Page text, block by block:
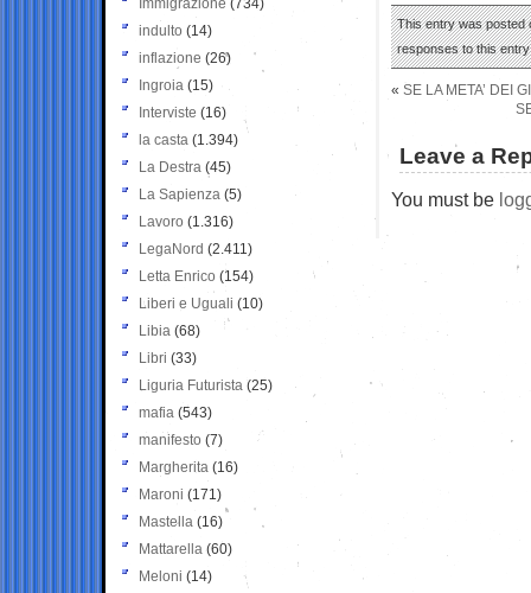
This entry was posted
responses to this
« SE LA META’ DEI
Leave a
You must be
Immigrazione (734)
indulto (14)
inflazione (26)
Ingroia (15)
Interviste (16)
la casta (1.394)
La Destra (45)
La Sapienza (5)
Lavoro (1.316)
LegaNord (2.411)
Letta Enrico (154)
Liberi e Uguali (10)
Libia (68)
Libri (33)
Liguria Futurista (25)
mafia (543)
manifesto (7)
Margherita (16)
Maroni (171)
Mastella (16)
Mattarella (60)
Meloni (14)